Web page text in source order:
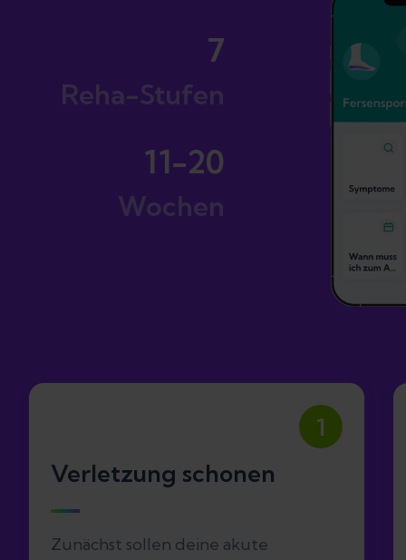
7
Reha-Stufen
11-20
Wochen
1
Verletzung schonen
Zunächst sollen deine akute